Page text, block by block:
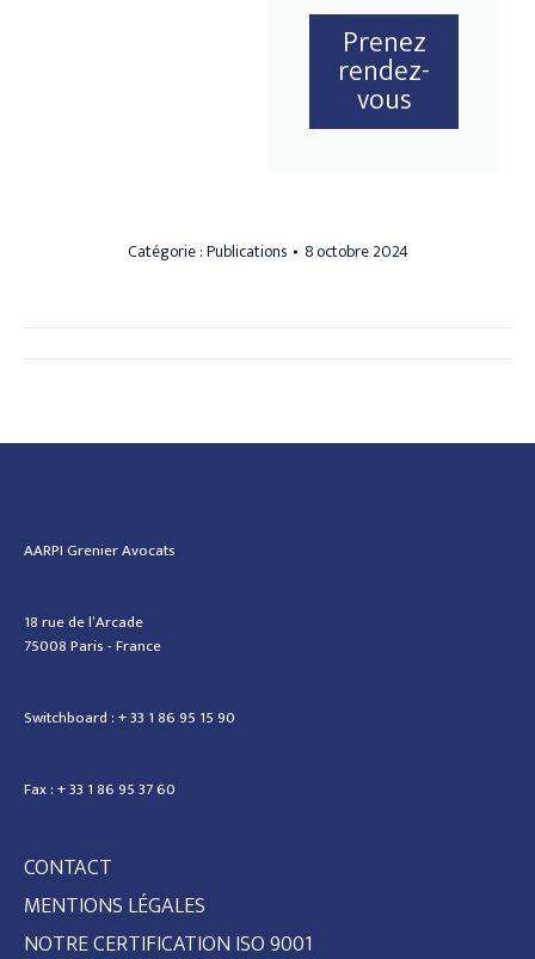
Prenez
rendez-
vous
Catégorie :Publications 8 octobre 2024
AARPI Grenier Avocats
18 rue de l’Arcade
75008 Paris - France
Switchboard : + 33 1 86 95 15 90
Fax : + 33 1 86 95 37 60
CONTACT
MENTIONS LÉGALES
NOTRE CERTIFICATION ISO 9001